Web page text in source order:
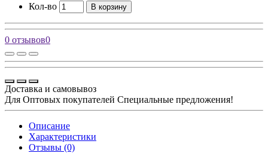
Кол-во В корзину
0 отзывов0
Доставка и самовывоз
Для Оптовых покупателей Специальные предложения!
Описание
Характеристики
Отзывы (0)